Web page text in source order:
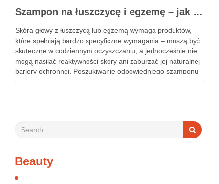
Szampon na łuszczycę i egzemę – jak świadomie dobierać produkty przy wrażliwej skórze głowy?
Skóra głowy z łuszczycą lub egzemą wymaga produktów,
które spełniają bardzo specyficzne wymagania – muszą być
skuteczne w codziennym oczyszczaniu, a jednocześnie nie
mogą nasilać reaktywności skóry ani zaburzać jej naturalnej
bariery ochronnej. Poszukiwanie odpowiedniego szamponu
bywa dla wielu pacjentów procesem długim i frustrującym, bo
Beauty